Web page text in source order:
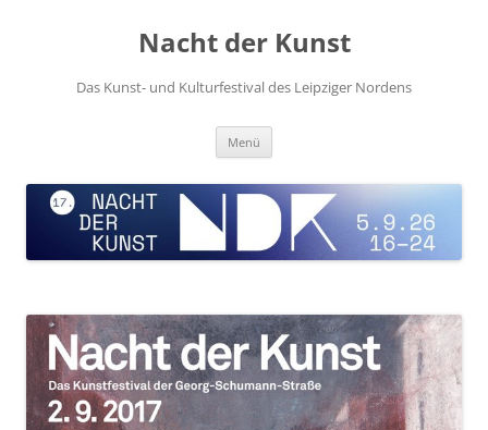
Nacht der Kunst
Das Kunst- und Kulturfestival des Leipziger Nordens
Menü